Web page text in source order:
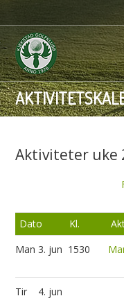
Aktiviteter uke
Dato Kl.
Man 3. jun 1530
Tir 4. jun